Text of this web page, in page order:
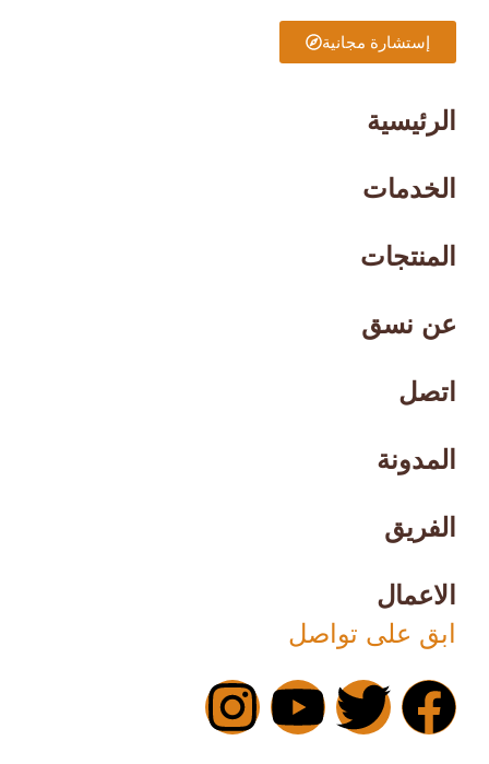
إستشارة مجانية
الرئيسية
الخدمات
المنتجات
عن نسق
اتصل
المدونة
الفريق
الاعمال
ابق على تواصل